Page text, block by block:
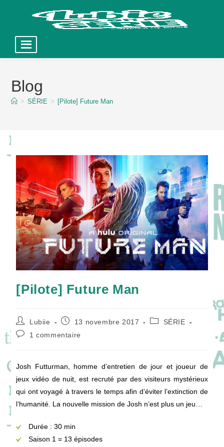
contentBlog
> SÉRIE > [Pilote] Future Man
[Pilote] Future Man
Auteur/autrice
de
la
Lubiie
Publication
13 novembre 2017
PostSÉRIE
Commentaires
publication :
1 commentaire
Josh Futturman, homme d’entretien de jour et joueur de
jeux vidéo de nuit, est recruté par des visiteurs mystérieux
qui ont voyagé à travers le temps afin d’éviter l’extinction de
l’humanité. La nouvelle mission de Josh n’est plus un jeu…
Durée : 30 min
Saison 1 = 13 épisodes